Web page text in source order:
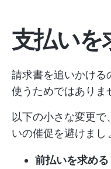
支払いを
請求書を追いかける
使うためではありま
以下の小さな変更で
いの催促を避けまし
前払いを求める